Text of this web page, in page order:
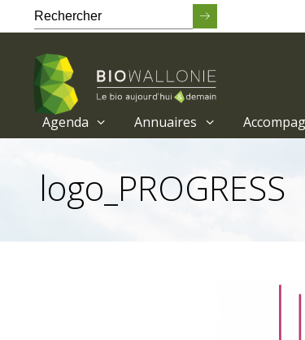
principal
Agenda Annuaires
logo_PROGRESS